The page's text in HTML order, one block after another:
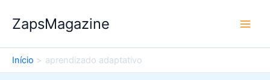
para
conteúdo
ZapsMagazine
Início aprendizado adaptativo